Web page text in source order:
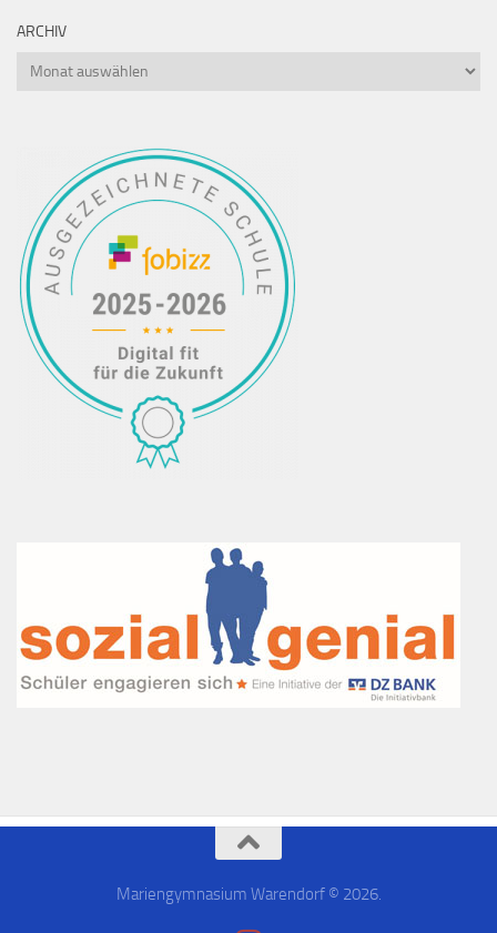
ARCHIV
Mariengymnasium Warendorf © 2026.